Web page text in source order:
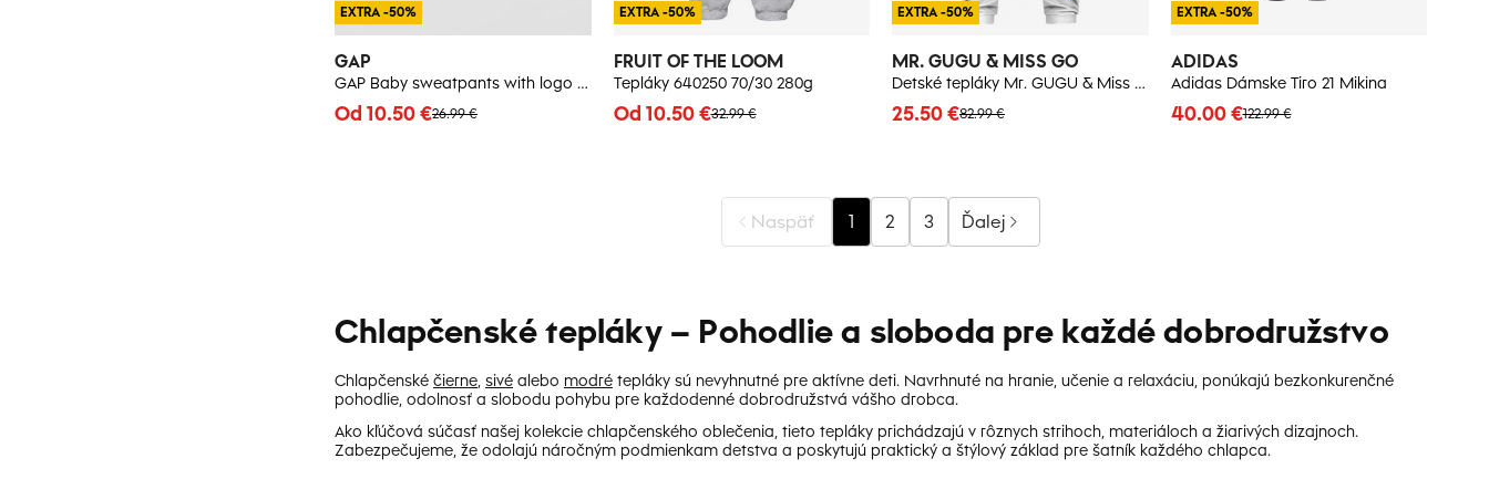
GAP
GAP Baby sweatpants with logo - Boys
26.99 €
Od 10.50 €
EXTRA -50%
FRUIT OF THE LOOM
Tepláky 640250 70/30 280g
32.99 €
Od 10.50 €
EXTRA -50%
MR. GUGU & MISS GO
Detské tepláky Mr. GUGU & Miss GO WITH BALLOONS TO GALAXY
82.99 €
25.50 €
EXTRA -50%
ADIDAS
Adidas Dámske Tiro 21 Mikina
122.99 €
40.00 €
EXTRA -50%
Naspäť 1 2 3 Ďalej
Chlapčenské tepláky – Pohodlie a sloboda pre každé dobrodružstvo
Chlapčenské čierne, sivé alebo modré tepláky sú nevyhnutné pre aktívne deti. Navrhnuté na hranie, učenie a relaxáciu, ponúkajú bezkonkurenčné
pohodlie, odolnosť a slobodu pohybu pre každodenné dobrodružstvá vášho drobca.
Ako kľúčová súčasť našej kolekcie chlapčenského oblečenia, tieto tepláky prichádzajú v rôznych strihoch, materiáloch a žiarivých dizajnoch.
Zabezpečujeme, že odolajú náročným podmienkam detstva a poskytujú praktický a štýlový základ pre šatník každého chlapca.